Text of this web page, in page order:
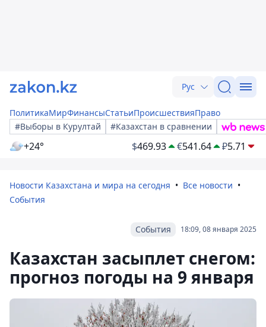
Рус
ПолитикаМирФинансыСтатьиПроисшествияПраво
#Выборы в Курултай
#Казахстан в сравнении
+24° $469.93 €541.64 ₽5.71
Новости Казахстана и мира на сегодня
Все новости
События
18:09, 08 января 2025
События
Казахстан засыплет снегом:
прогноз погоды на 9 января